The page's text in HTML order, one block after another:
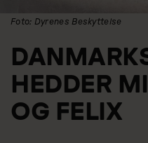
Foto: Dyrenes Beskyttelse
HEDDER
OG FELIX